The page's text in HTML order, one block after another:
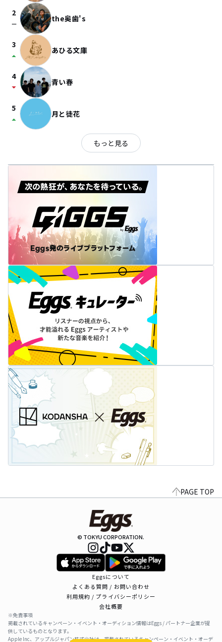
2
check_indeterminate_small the奥歯's
3
arrow_drop_up あひる文庫
4
arrow_drop_down 青い春
5
arrow_drop_up 月と徒花
もっと見る
PAGE TOP
© TOKYU CORPORATION.
Eggsについて
よくある質問 / お問い合わせ
利用規約 / プライバシーポリシー
会社概要
※免責事項
掲載されているキャンペーン・イベント・オーディション情報はEggs / パートナー企業が提
供しているものとなります。
Apple Inc、アップルジャパン株式会社は、掲載されているキャンペーン・イベント・オーデ